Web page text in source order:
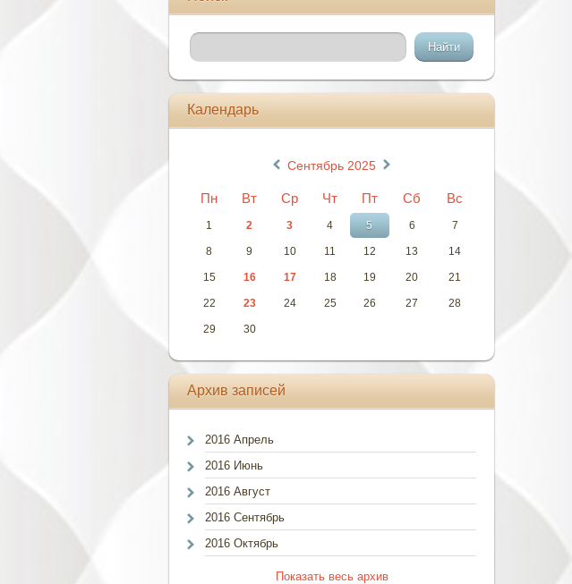
Календарь
«Сентябрь 2025
Пн Вт Ср Чт Пт Сб Вс
1 2 3 4 5 6 7
8 9 10 11 12 13 14
15 16 17 18 19 20 21
22 23 24 25 26 27 28
29 30
Архив записей
2016 Апрель
2016 Июнь
2016 Август
2016 Сентябрь
2016 Октябрь
Показать весь архив